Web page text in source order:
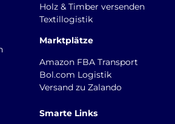
Holz & Timber versenden
Textillogistik
Marktplätze
Amazon FBA Transport
Bol.com Logistik
Versand zu Zalando
Smarte Links